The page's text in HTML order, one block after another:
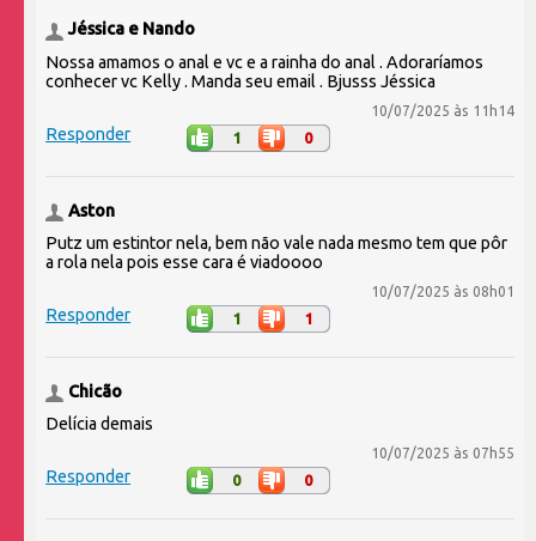
Jéssica e Nando
Nossa amamos o anal e vc e a rainha do anal . Adoraríamos
conhecer vc Kelly . Manda seu email . Bjusss Jéssica
10/07/2025 às 11h14
Responder 1 0
Aston
Putz um estintor nela, bem não vale nada mesmo tem que pôr
a rola nela pois esse cara é viadoooo
10/07/2025 às 08h01
Responder 1 1
Chicão
Delícia demais
10/07/2025 às 07h55
Responder 0 0